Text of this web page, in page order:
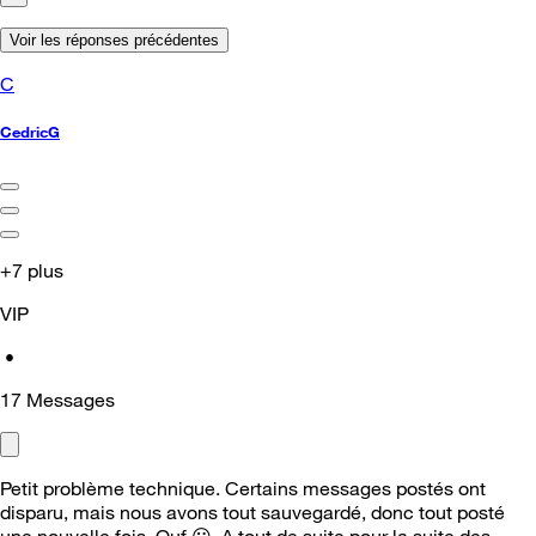
Voir les réponses précédentes
C
CedricG
+7 plus
VIP
•
17 Messages
Petit problème technique. Certains messages postés ont
disparu, mais nous avons tout sauvegardé, donc tout posté